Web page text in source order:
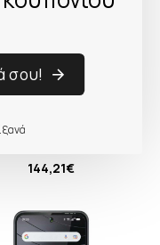
σου!
moto g06
144,21€